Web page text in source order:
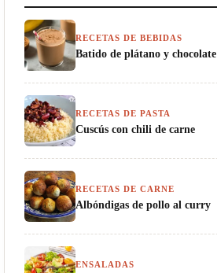
RECETAS DE BEBIDAS
Batido de plátano y chocolate
RECETAS DE PASTA
Cuscús con chili de carne
RECETAS DE CARNE
Albóndigas de pollo al curry
ENSALADAS